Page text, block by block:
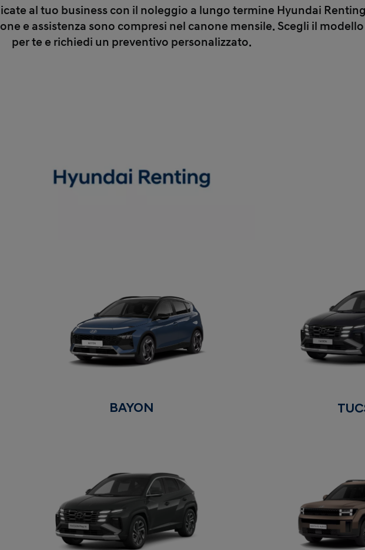
al tuo business con il noleggio a lungo termine Hyundai
e assistenza sono compresi nel canone mensile. Scegli il
per te e richiedi un preventivo personalizzato.
BAYON